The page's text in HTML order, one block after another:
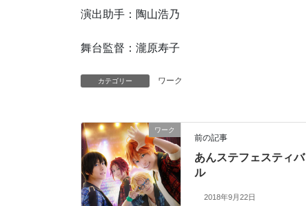
演出助手：陶山浩乃
舞台監督：瀧原寿子
カテゴリー ワーク
ワーク
前の記事
あんステフェスティバ
ル
2018年9月22日